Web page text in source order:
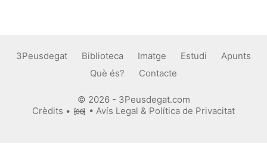
3Peusdegat Biblioteca Imatge Estudi
Apunts
Què és?
Contacte
© 2026 - 3Peusdegat.com
Crèdits • •Avís Legal & Política de Privacitat